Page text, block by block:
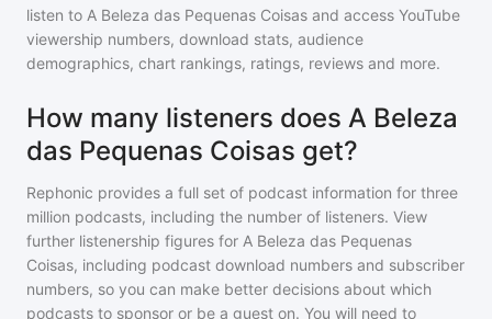
listen to A Beleza das Pequenas Coisas and access YouTube
viewership numbers, download stats, audience
demographics, chart rankings, ratings, reviews and more.
How many listeners does A Beleza
das Pequenas Coisas get?
Rephonic provides a full set of podcast information for three
million podcasts, including the number of listeners. View
further listenership figures for A Beleza das Pequenas
Coisas, including podcast download numbers and subscriber
numbers, so you can make better decisions about which
podcasts to sponsor or be a guest on. You will need to